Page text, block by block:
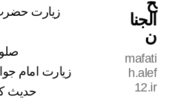
الجنا
ن
mafati
h.alef
12.ir
زیارت
زیارت امام
حدیث